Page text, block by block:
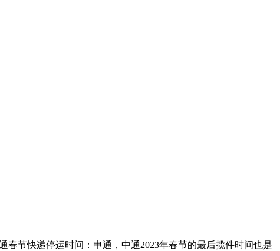
春节快递停运时间：申通，中通2023年春节的最后揽件时间也是